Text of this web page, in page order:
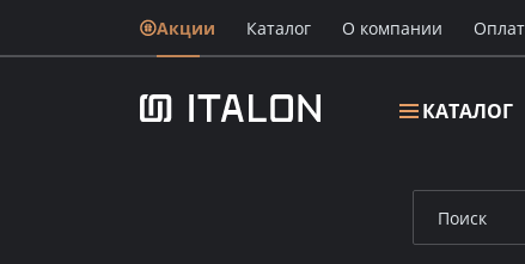
Акции Каталог О компании
КАТАЛОГ